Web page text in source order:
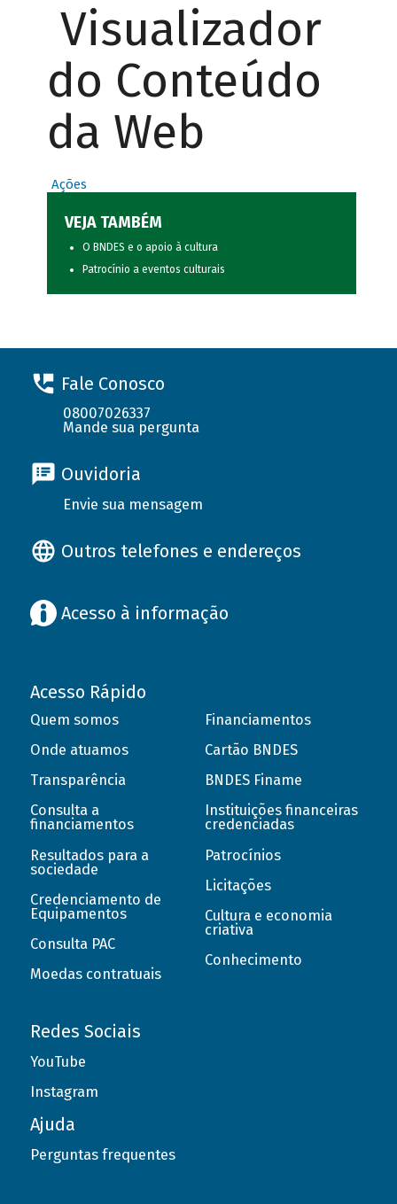
Visualizador
do Conteúdo
da Web
Ações
VEJA TAMBÉM
O BNDES e o apoio à cultura
Patrocínio a eventos culturais
Fale Conosco
08007026337
Mande sua pergunta
Ouvidoria
Envie sua mensagem
Outros telefones e endereços
Acesso à informação
Acesso Rápido
Quem somos
Onde atuamos
Transparência
Consulta a
financiamentos
Resultados para a
sociedade
Credenciamento de
Equipamentos
Consulta PAC
Moedas contratuais
Financiamentos
Cartão BNDES
BNDES Finame
Instituições financeiras
credenciadas
Patrocínios
Licitações
Cultura e economia
criativa
Conhecimento
Redes Sociais
YouTube
Instagram
Ajuda
Perguntas frequentes